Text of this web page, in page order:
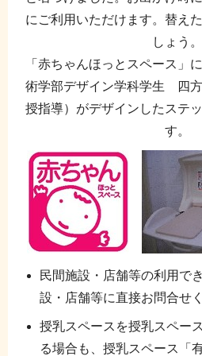
にご利用いただけます。替え
しょう。
「赤ちゃんほっとスペース
術学部デザイン学科学生 四
授指導）がデザインしたステ
す。
民間施設・店舗等の利用で
設・店舗等に直接お問合せ
授乳スペースを授乳スペー
る場合も、授乳スペース「